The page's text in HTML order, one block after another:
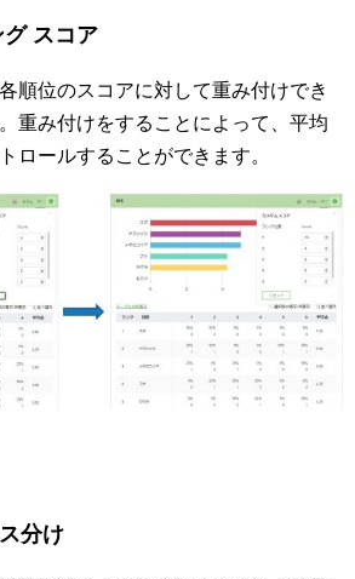
スコア
順位のスコアに対して重み付けでき
重み付けをすることによって、平均
ロールすることができます。
分け